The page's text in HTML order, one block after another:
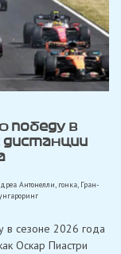
победу в
дистанции
Антонелли, гонка, Гран-
сезоне 2026 года
Оскар Пиастри